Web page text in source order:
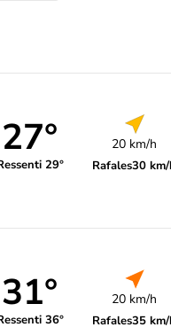
27°
29°
20 km/h
Rafales30
31°
36°
20 km/h
Rafales35